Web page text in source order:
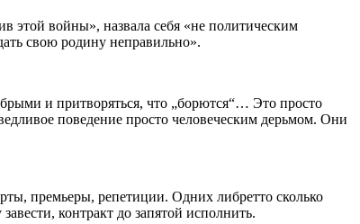
этой войны», назвала себя «не политическим
свою родину неправильно».
и притворяться, что „борются“… Это просто
поведение просто человеческим дерьмом. Они
премьеры, репетиции. Одних либретто сколько
контракт до запятой исполнить.